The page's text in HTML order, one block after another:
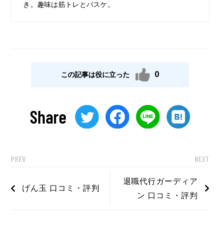
き。趣味は筋トレとバスケ。
この記事は役に立った 0
Share
PREV
げん玉 口コミ・評判
NEXT
退職代行ガーディア
ン 口コミ・評判